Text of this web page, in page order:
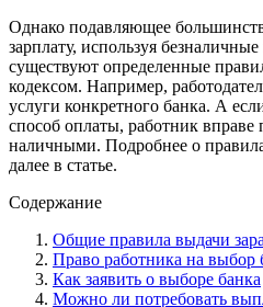
Однако подавляющее
зарплату, используя
существуют определенные
кодексом. Например,
услуги конкретного банка. А
способ оплаты, работник вправе
наличными. Подробнее о
далее в статье.
Содержание
Общие правила выдачи
Право работника на выбор
Как заявить о выборе банка
Можно ли потребовать